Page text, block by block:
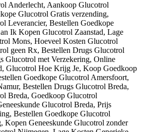
Anderlecht, Aankoop Glucotrol
Glucotrol Gratis verzending,
Leverancier, Bestellen Goedkope
Ik Kopen Glucotrol Zaanstad, Lage
Mons, Hoeveel Kosten Glucotrol
geen Rx, Bestellen Drugs Glucotrol
Glucotrol met Verzekering, Online
Glucotrol Hoe Krijg Je, Koop Goedkoop
Goedkope Glucotrol Amersfoort,
Bestellen Drugs Glucotrol Breda,
Breda, Goedkoop Glucotrol
Glucotrol Breda, Prijs
Bestellen Goedkope Glucotrol
Kopen Geneeskunde Glucotrol zonder